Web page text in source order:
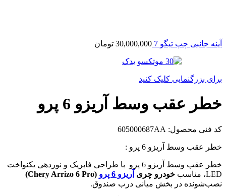
آینه جانبی چپ تیگو 7 30,000,000 تومان
برای بزرگنمایی کلیک کنید
خطر عقب وسط آریزو 6 پرو
کد فنی محصول: 605000687AA
خطر عقب وسط آریزو 6 پرو :
خطر عقب وسط آریزو 6 پرو با طراحی فابریک و نوردهی یکنواخت
LED، مناسب
خودرو چری آریزو 6 پرو
(Chery Arrizo 6 Pro)
نصب‌شونده در بخش میانی درب صندوق.